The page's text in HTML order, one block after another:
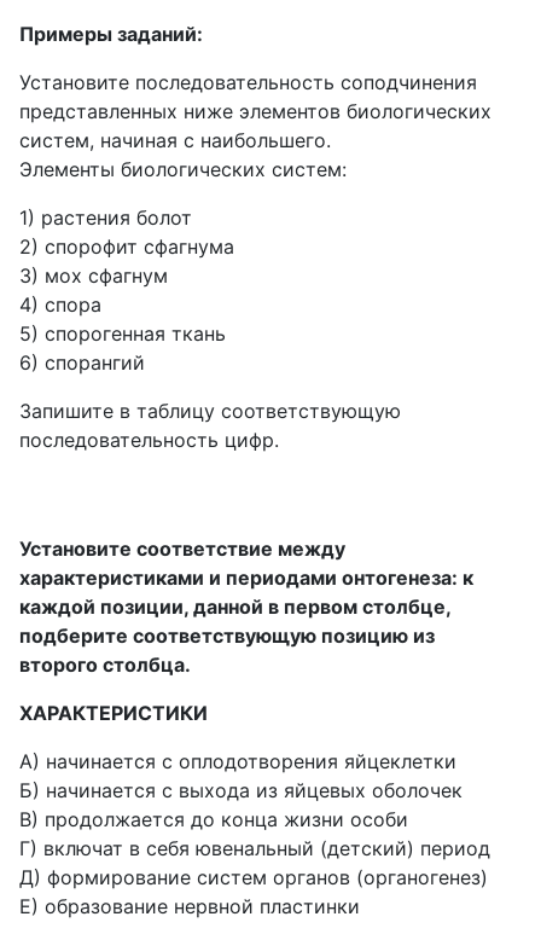
Примеры заданий:
Установите последовательность соподчинения
представленных ниже элементов биологических
систем, начиная с наибольшего.
Элементы биологических систем:
1) растения болот
2) спорофит сфагнума
3) мох сфагнум
4) спора
5) спорогенная ткань
6) спорангий
Запишите в таблицу соответствующую
последовательность цифр.
Установите соответствие между
характеристиками и периодами онтогенеза: к
каждой позиции, данной в первом столбце,
подберите соответствующую позицию из
второго столбца.
ХАРАКТЕРИСТИКИ
А) начинается с оплодотворения яйцеклетки
Б) начинается с выхода из яйцевых оболочек
В) продолжается до конца жизни особи
Г) включат в себя ювенальный (детский) период
Д) формирование систем органов (органогенез)
Е) образование нервной пластинки